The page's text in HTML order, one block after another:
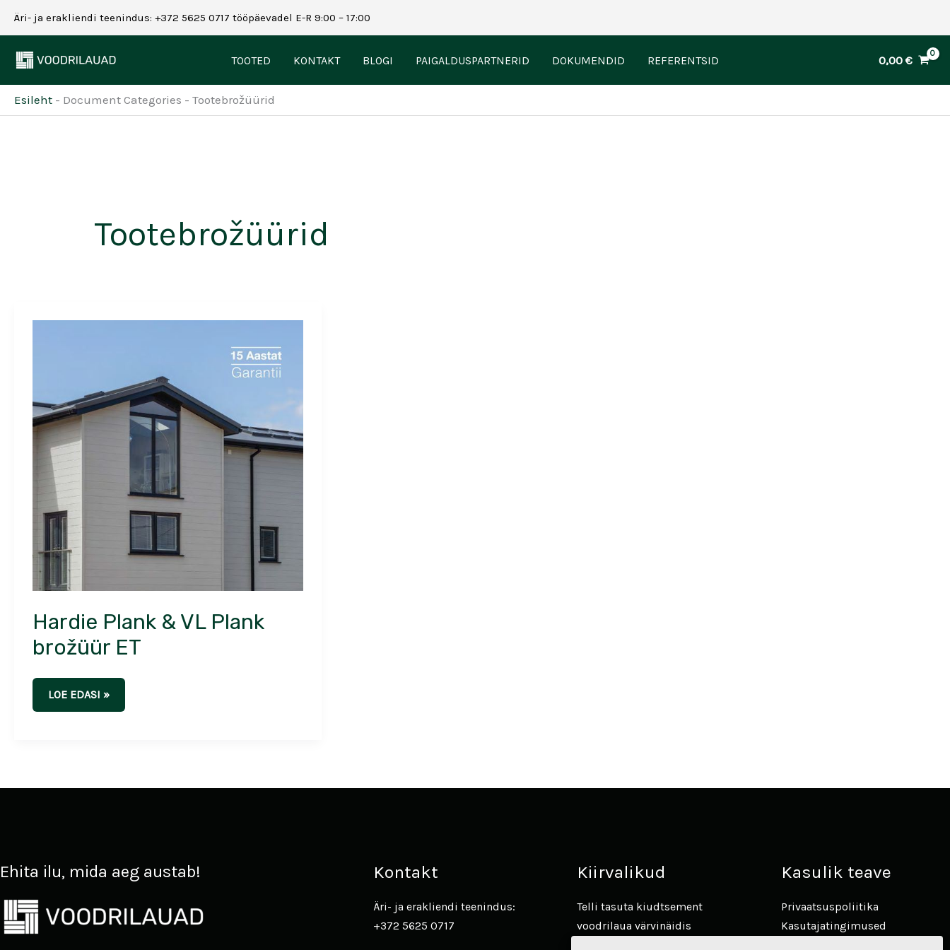
Äri- ja erakliendi teenindus: +372 5625 0717 tööpäevadel E-R 9:00 – 17:00
TOOTED KONTAKT BLOGI PAIGALDUSPARTNERID DOKUMENDID REFERENTSID 0,00€
Esileht - Document Categories - Tootebrožüürid
Tootebrožüürid
Hardie Plank & VL Plank
brožüür ET
HARDIE
LOE EDASI »
Ehita ilu, mida aeg austab! Kontakt
Äri- ja erakliendi teenindus:
+372 5625 0717
Kiirvalikud
Telli tasuta kiudtsement
voodrilaua värvinäidis
Kasulik teave
Privaatsuspoliitika
Kasutajatingimused